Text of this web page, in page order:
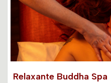
Relaxante Buddha Spa